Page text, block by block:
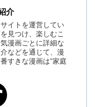
介
イトを運営してい
見つけ、楽しむこ
漫画ごとに詳細な
などを通じて、漫
すきな漫画は”家庭